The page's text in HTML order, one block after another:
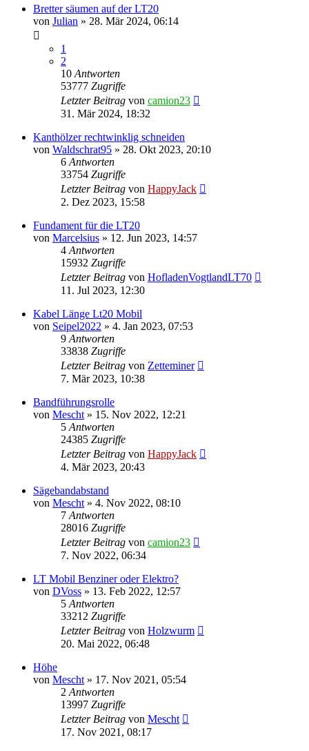
Bretter säumen auf der LT20
von Julian » 28. Mär 2024, 06:14
1
2
10 Antworten
53777 Zugriffe
Letzter Beitrag von camion23
31. Mär 2024, 18:32
Kanthölzer rechtwinklig schneiden
von Waldschrat95 » 28. Okt 2023, 20:10
6 Antworten
33754 Zugriffe
Letzter Beitrag von HappyJack
2. Dez 2023, 15:58
Fundament für die LT20
von Marcelsius » 12. Jun 2023, 14:57
4 Antworten
15932 Zugriffe
Letzter Beitrag von HofladenVogtlandLT70
11. Jul 2023, 12:30
Kabel Länge Lt20 Mobil
von Seipel2022 » 4. Jan 2023, 07:53
9 Antworten
33838 Zugriffe
Letzter Beitrag von Zetteminer
7. Mär 2023, 10:38
Bandführungsrolle
von Mescht » 15. Nov 2022, 12:21
5 Antworten
24385 Zugriffe
Letzter Beitrag von HappyJack
4. Mär 2023, 20:43
Sägebandabstand
von Mescht » 4. Nov 2022, 08:10
7 Antworten
28016 Zugriffe
Letzter Beitrag von camion23
7. Nov 2022, 06:34
LT Mobil Benziner oder Elektro?
von DVoss » 13. Feb 2022, 12:57
5 Antworten
33212 Zugriffe
Letzter Beitrag von Holzwurm
20. Mai 2022, 06:48
Höhe
von Mescht » 17. Nov 2021, 05:54
2 Antworten
13997 Zugriffe
Letzter Beitrag von Mescht
17. Nov 2021, 08:17